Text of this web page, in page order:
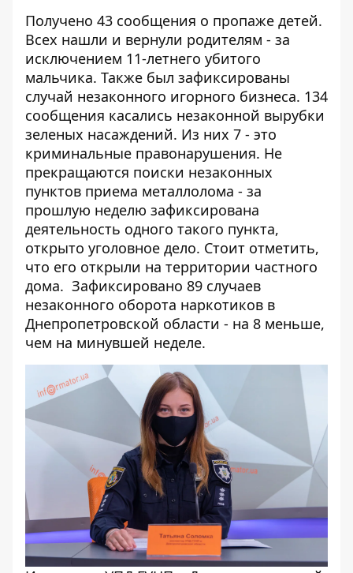
Получено 43 сообщения о пропаже детей.
Всех нашли и вернули родителям - за
исключением 11-летнего убитого
мальчика. Также был зафиксированы
случай незаконного игорного бизнеса. 134
сообщения касались незаконной вырубки
зеленых насаждений. Из них 7 - это
криминальные правонарушения. Не
прекращаются поиски незаконных
пунктов приема металлолома - за
прошлую неделю зафиксирована
деятельность одного такого пункта,
открыто уголовное дело. Стоит отметить,
что его открыли на территории частного
дома. Зафиксировано 89 случаев
незаконного оборота наркотиков в
Днепропетровской области - на 8 меньше,
чем на минувшей неделе.